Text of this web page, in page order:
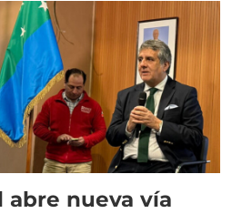
abre nueva vía